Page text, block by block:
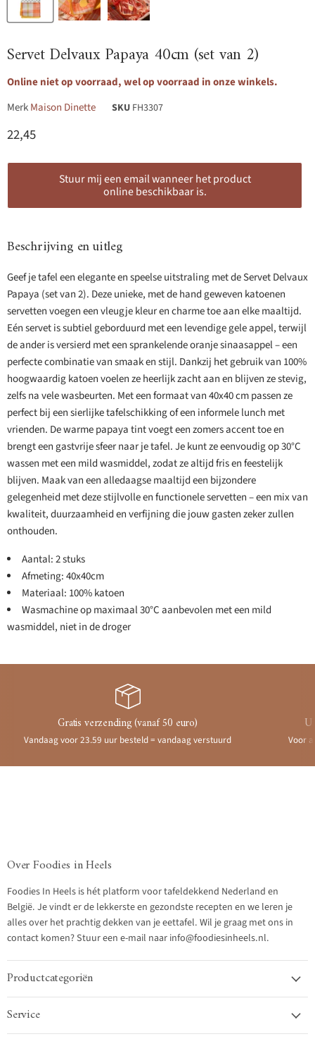
Servet Delvaux Papaya 40cm (set van 2)
Online niet op voorraad, wel op voorraad in onze winkels.
MerkMaison Dinette SKU FH3307
Huidige prijs
22,45
Stuur mij een email wanneer het product
online beschikbaar is.
Beschrijving en uitleg
Geef je tafel een elegante en speelse uitstraling met de Servet Delvaux
Papaya (set van 2). Deze unieke, met de hand geweven katoenen
servetten voegen een vleugje kleur en charme toe aan elke maaltijd.
Eén servet is subtiel geborduurd met een levendige gele appel, terwijl
de ander is versierd met een sprankelende oranje sinaasappel – een
perfecte combinatie van smaak en stijl. Dankzij het gebruik van 100%
hoogwaardig katoen voelen ze heerlijk zacht aan en blijven ze stevig,
zelfs na vele wasbeurten. Met een formaat van 40x40 cm passen ze
perfect bij een sierlijke tafelschikking of een informele lunch met
vrienden. De warme papaya tint voegt een zomers accent toe en
brengt een gastvrije sfeer naar je tafel. Je kunt ze eenvoudig op 30°C
wassen met een mild wasmiddel, zodat ze altijd fris en feestelijk
blijven. Maak van een alledaagse maaltijd een bijzondere
gelegenheid met deze stijlvolle en functionele servetten – een mix van
kwaliteit, duurzaamheid en verfijning die jouw gasten zeker zullen
onthouden.
Aantal: 2 stuks
Afmeting: 40x40cm
Materiaal: 100% katoen
Wasmachine op maximaal 30°C aanbevolen met een mild
wasmiddel, niet in de droger
Gratis verzending (vanaf 50 euro)
Vandaag voor 23.59 uur besteld = vandaag verstuurd Voor
Over Foodies in Heels
Foodies In Heels is hét platform voor tafeldekkend Nederland en
België. Je vindt er de lekkerste en gezondste recepten en we leren je
alles over het prachtig dekken van je eettafel. Wil je graag met ons in
contact komen? Stuur een e-mail naar info@foodiesinheels.nl.
Productcategoriën
Service